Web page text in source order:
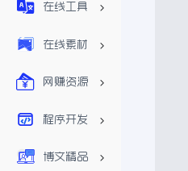
在线工具
在线素材
网赚资源
程序开发
博文精品